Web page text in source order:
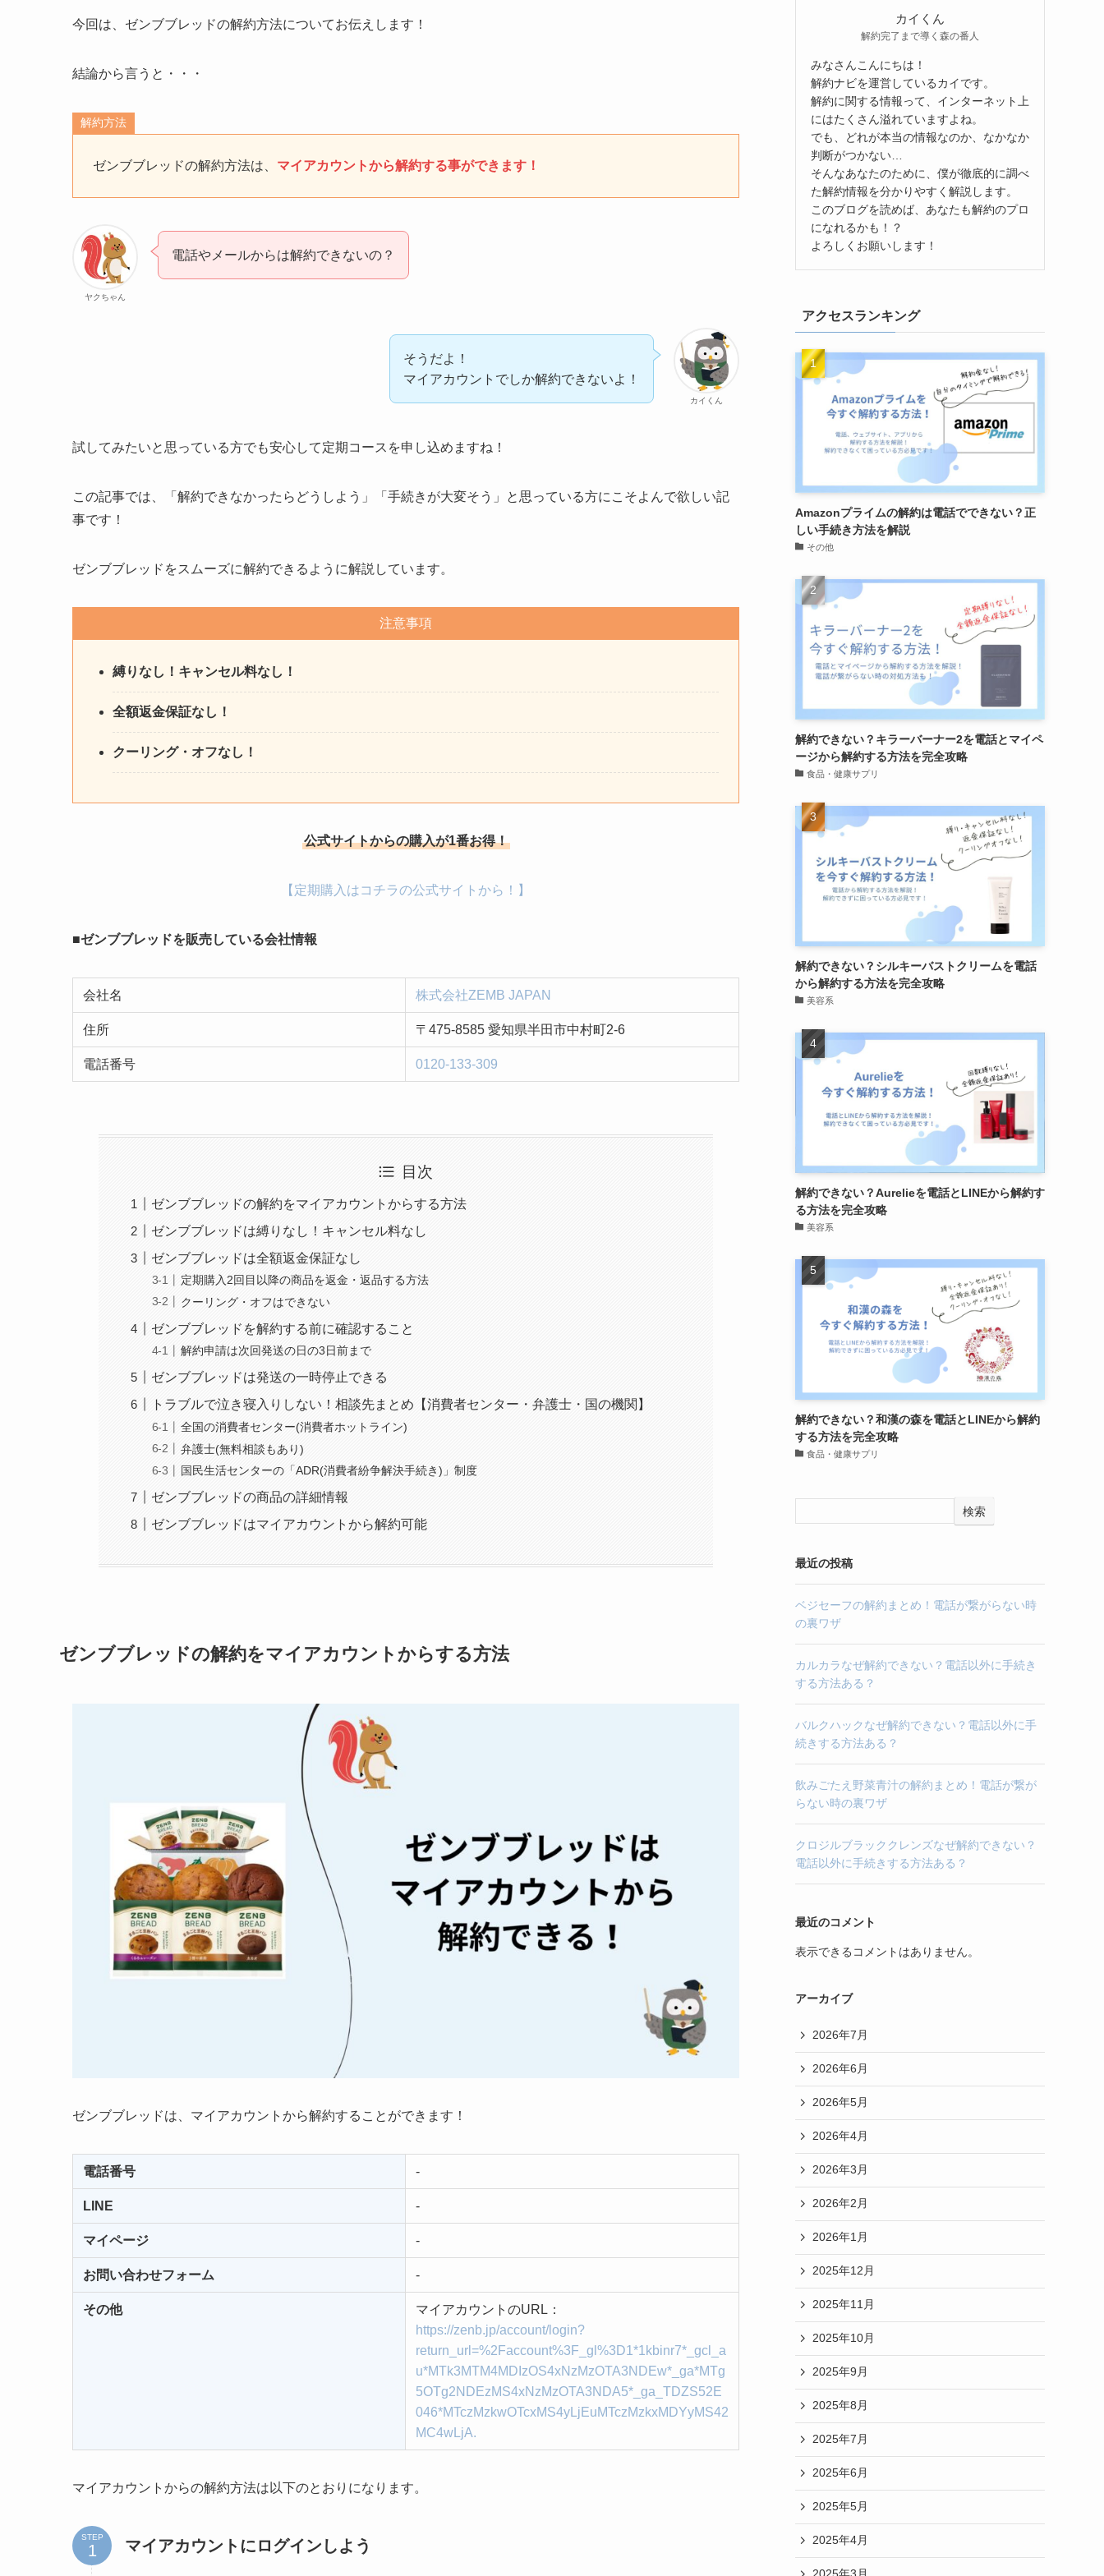
今回は、ゼンブブレッドの解約方法についてお伝えします！
結論から言うと・・・
解約方法
ゼンブブレッドの解約方法は、 マイアカウントから解約する事ができます！
ヤクちゃん
電話やメールからは解約できないの？
カイくん
そうだよ！
マイアカウントでしか解約できないよ！
試してみたいと思っている方でも安心して定期コースを申し込めますね！
この記事では、「解約できなかったらどうしよう」「手続きが大変そう」と思っている方にこそよんで欲しい記
事です！
ゼンブブレッドをスムーズに解約できるように解説しています。
注意事項
縛りなし！キャンセル料なし！
全額返金保証なし！
クーリング・オフなし！
公式サイトからの購入が1番お得！
【定期購入はコチラの公式サイトから！】
■ゼンブブレッドを販売している会社情報
会社名 株式会社ZEMB JAPAN
住所 〒475-8585 愛知県半田市中村町2-6
電話番号 0120-133-309
目次
ゼンブブレッドの解約をマイアカウントからする方法
ゼンブブレッドは縛りなし！キャンセル料なし
ゼンブブレッドは全額返金保証なし
定期購入2回目以降の商品を返金・返品する方法
クーリング・オフはできない
ゼンブブレッドを解約する前に確認すること
解約申請は次回発送の日の3日前まで
ゼンブブレッドは発送の一時停止できる
トラブルで泣き寝入りしない！相談先まとめ【消費者センター・弁護士・国の機関】
全国の消費者センター(消費者ホットライン)
弁護士(無料相談もあり)
国民生活センターの「ADR(消費者紛争解決手続き)」制度
ゼンブブレッドの商品の詳細情報
ゼンブブレッドはマイアカウントから解約可能
ゼンブブレッドの解約をマイアカウントからする方法
ゼンブブレッドは、マイアカウントから解約することができます！
電話番号 -
LINE -
マイページ -
お問い合わせフォーム -
その他
マイアカウントのURL：
https://zenb.jp/account/login?
return_url=%2Faccount%3F_gl%3D1*1kbinr7*_gcl_a
u*MTk3MTM4MDIzOS4xNzMzOTA3NDEw*_ga*MTg
5OTg2NDEzMS4xNzMzOTA3NDA5*_ga_TDZS52E
046*MTczMzkwOTcxMS4yLjEuMTczMzkxMDYyMS42
MC4wLjA.
マイアカウントからの解約方法は以下のとおりになります。
STEP マイアカウントにログインしよう
カイくん
解約完了まで導く森の番人
みなさんこんにちは！
解約ナビを運営しているカイです。
解約に関する情報って、インターネット上
にはたくさん溢れていますよね。
でも、どれが本当の情報なのか、なかなか
判断がつかない…
そんなあなたのために、僕が徹底的に調べ
た解約情報を分かりやすく解説します。
このブログを読めば、あなたも解約のプロ
になれるかも！？
よろしくお願いします！
アクセスランキング
Amazonプライムの解約は電話でできない？正
しい手続き方法を解説
その他
解約できない？キラーバーナー2を電話とマイペ
ージから解約する方法を完全攻略
食品・健康サプリ
解約できない？シルキーバストクリームを電話
から解約する方法を完全攻略
美容系
解約できない？Aurelieを電話とLINEから解約す
る方法を完全攻略
美容系
解約できない？和漢の森を電話とLINEから解約
する方法を完全攻略
食品・健康サプリ
検索
最近の投稿
ベジセーフの解約まとめ！電話が繋がらない時
の裏ワザ
カルカラなぜ解約できない？電話以外に手続き
する方法ある？
バルクハックなぜ解約できない？電話以外に手
続きする方法ある？
飲みごたえ野菜青汁の解約まとめ！電話が繋が
らない時の裏ワザ
クロジルブラッククレンズなぜ解約できない？
電話以外に手続きする方法ある？
最近のコメント
表示できるコメントはありません。
アーカイブ
2026年7月
2026年6月
2026年5月
2026年4月
2026年3月
2026年2月
2026年1月
2025年12月
2025年11月
2025年10月
2025年9月
2025年8月
2025年7月
2025年6月
2025年5月
2025年4月